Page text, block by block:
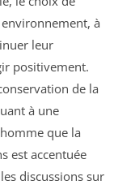
à
leur
positivement.
de la
à une
que la
est accentuée
discussions sur